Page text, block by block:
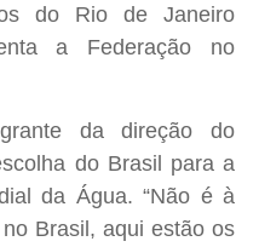
do Rio de Janeiro
a Federação no
da direção do
do Brasil para a
da Água. “Não é à
Brasil, aqui estão os